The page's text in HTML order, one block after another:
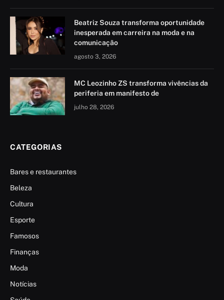
Beatriz Souza transforma oportunidade
inesperada em carreira na moda e na
comunicação
agosto 3, 2026
MC Leozinho ZS transforma vivências da
periferia em manifesto de
julho 28, 2026
CATEGORIAS
Bares e restaurantes
Beleza
Cultura
Esporte
Famosos
Finanças
Moda
Notícias